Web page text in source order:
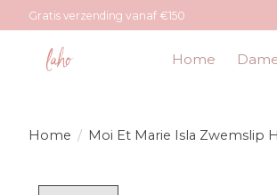
Gratis verzending vanaf €150
Home
Home / Moi Et Marie Isla Zwemslip